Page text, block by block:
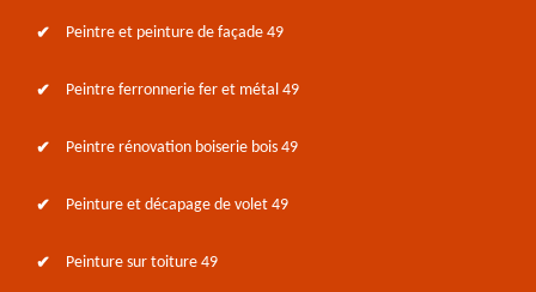
Peintre et peinture de façade 49
Peintre ferronnerie fer et métal 49
Peintre rénovation boiserie bois 49
Peinture et décapage de volet 49
Peinture sur toiture 49